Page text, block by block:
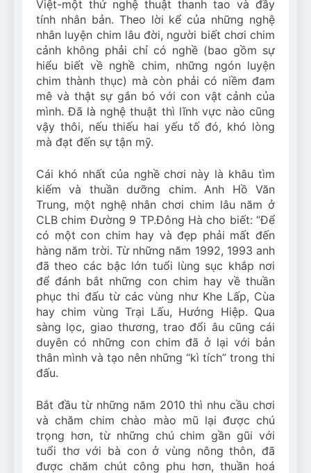
Việt-một thứ nghệ thuật thanh tao và đầy
tính nhân bản. Theo lời kể của những nghệ
nhân luyện chim lâu đời, người biết chơi chim
cảnh không phải chỉ có nghề (bao gồm sự
hiểu biết về nghề chim, những ngón luyện
chim thành thục) mà còn phải có niềm đam
mê và thật sự gắn bó với con vật cảnh của
mình. Đã là nghệ thuật thì lĩnh vực nào cũng
vậy thôi, nếu thiếu hai yếu tố đó, khó lòng
mà đạt đến sự tận mỹ.
Cái khó nhất của nghề chơi này là khâu tìm
kiếm và thuần dưỡng chim. Anh Hồ Văn
Trung, một nghệ nhân chơi chim lâu năm ở
CLB chim Đường 9 TP.Đông Hà cho biết: “Để
có một con chim hay và đẹp phải mất đến
hàng năm trời. Từ những năm 1992, 1993 anh
đã theo các bậc lớn tuổi lùng sục khắp nơi
để đánh bắt những con chim hay về thuần
phục thi đấu từ các vùng như Khe Lấp, Cùa
hay chim vùng Trại Lấu, Hướng Hiệp. Qua
sàng lọc, giao thương, trao đổi âu cũng cái
duyên có những con chim đã ở lại với bản
thân mình và tạo nên những “kì tích” trong thi
đấu.
Bắt đầu từ những năm 2010 thì nhu cầu chơi
và chăm chim chào mào mũ lại được chú
trọng hơn, từ những chú chim gần gũi với
tuổi thơ với bà con ở vùng nông thôn, đã
được chăm chút công phu hơn, thuần hoá